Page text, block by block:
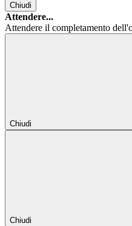
Chiudi
Attendere...
Attendere il completamento
Chiudi
Chiudi